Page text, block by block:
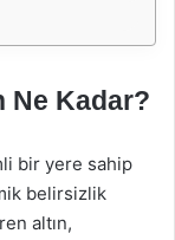
Ne Kadar?
bir yere sahip
belirsizlik
altın,